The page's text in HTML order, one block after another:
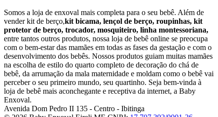
Somos a loja de enxoval mais completa para o seu bebê. Além de
vender kit de berço,kit bicama, lençol de berço, roupinhas, kit
protetor de berço, trocador, mosquiteiro, linha montessoriana,
entre tantos outros produtos, nossa loja de bebê online se preocupa
com o bem-estar das mamães em todas as fases da gestação e com o
desenvolvimento dos bebês. Nossos produtos guiam muitas mamães
na escolha de estilo do quarto completo de decoração do chá de
bebê, da arrumação da mala maternidade e moldam como o bebê vai
perceber o seu primeiro mundo, seu quartinho. Seja bem-vinda à
loja de bebê mais aconchegante e receptiva da internet, a Baby
Enxoval.
Avenida Dom Pedro II 135 - Centro - Ibitinga